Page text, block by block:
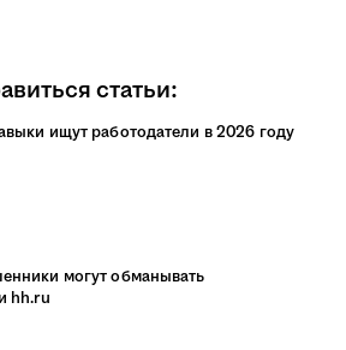
статьи:
ищут работодатели в 2026 году
могут обманывать
hh.ru